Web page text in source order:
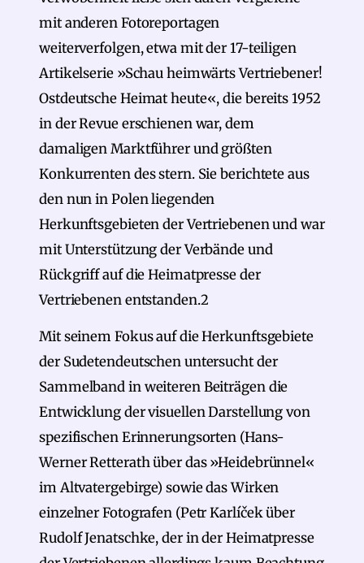
mit anderen Fotoreportagen
weiterverfolgen, etwa mit der 17-teiligen
Artikelserie »Schau heimwärts Vertriebener!
Ostdeutsche Heimat heute«, die bereits 1952
in der Revue erschienen war, dem
damaligen Marktführer und größten
Konkurrenten des stern. Sie berichtete aus
den nun in Polen liegenden
Herkunftsgebieten der Vertriebenen und war
mit Unterstützung der Verbände und
Rückgriff auf die Heimatpresse der
Vertriebenen entstanden.2
Mit seinem Fokus auf die Herkunftsgebiete
der Sudetendeutschen untersucht der
Sammelband in weiteren Beiträgen die
Entwicklung der visuellen Darstellung von
spezifischen Erinnerungsorten (Hans-
Werner Retterath über das »Heidebrünnel«
im Altvatergebirge) sowie das Wirken
einzelner Fotografen (Petr Karlíček über
Rudolf Jenatschke, der in der Heimatpresse